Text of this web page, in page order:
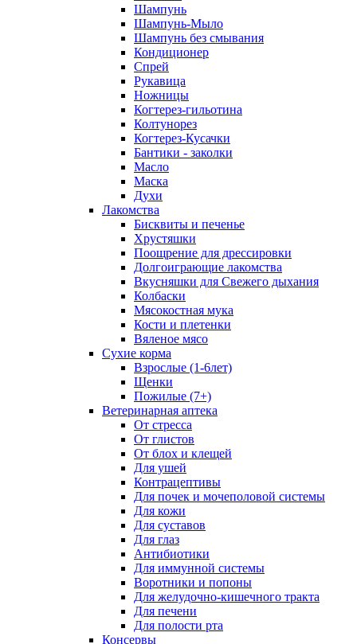
Шампунь
Шампунь-Мыло
Шампунь без cмывания
Кондиционер
Спрей
Рукавица
Ножницы
Когтерез-гильотина
Колтунорез
Когтерез-Кусачки
Бантики - заколки
Масло
Маска
Духи
Лакомства
Бисквиты и печенье
Хрустяшки
Поощрение для дрессировки
Долгоиграющие лакомства
Вкусняшки для Свежего дыхания
Колбаски
Мясокостная мука
Кости и плетенки
Вяленое мясо
Сухие корма
Взрослые (1-6лет)
Щенки
Пожилые (7+)
Ветеринарная аптека
От стресса
От глистов
От блох и клещей
Для ушей
Контрацептивы
Для почек и мочеполовой системы
Для кожи
Для суставов
Для глаз
Антибиотики
Для иммунной системы
Воротники и попоны
Для желудочно-кишечного тракта
Для печени
Для полости рта
Консервы